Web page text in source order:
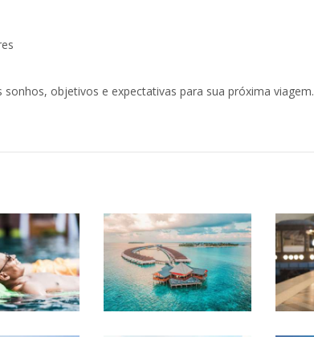
objetivos e expectativas para sua próxima viagem.